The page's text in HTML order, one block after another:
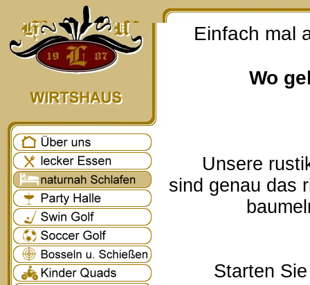
Einfach mal
Wo
Unsere
sind genau das
Starten